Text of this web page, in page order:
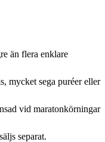
än flera enklare
mycket sega puréer eller
vid maratonkörningar
separat.